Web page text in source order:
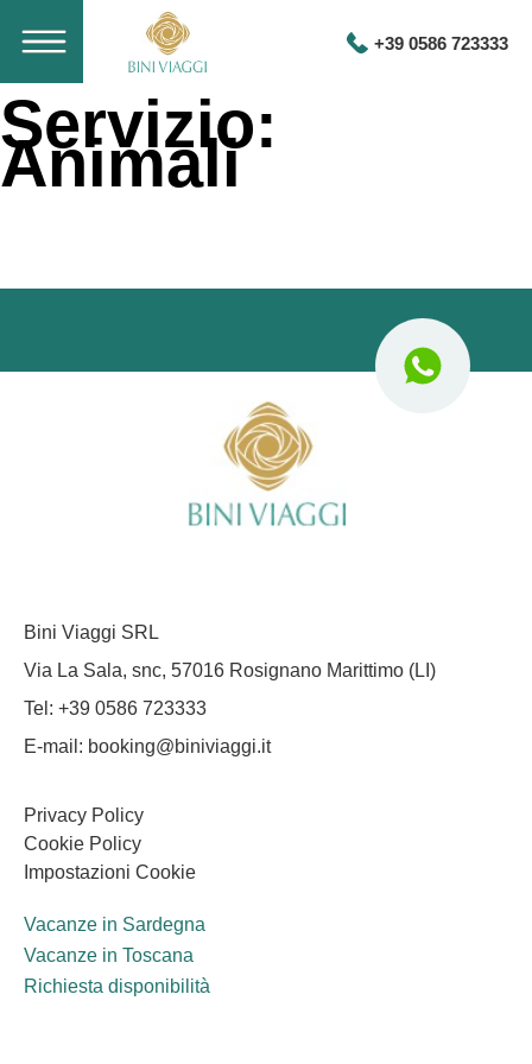
+39 0586 723333
Servizio:
Animali
Bini Viaggi SRL
Via La Sala, snc, 57016 Rosignano Marittimo (LI)
Tel: +39 0586 723333
E-mail: booking@biniviaggi.it
Privacy Policy
Cookie Policy
Impostazioni Cookie
Vacanze in Sardegna
Vacanze in Toscana
Richiesta disponibilità